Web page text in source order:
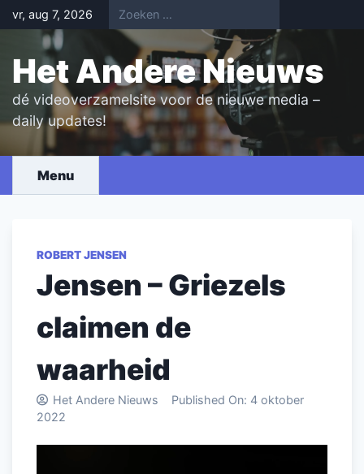
Skip
to
content
vr, aug 7, 2026
Het Andere Nieuws
dé videoverzamelsite voor de nieuwe media –
daily updates!
Menu
ROBERT JENSEN
Jensen – Griezels
claimen de
waarheid
Het Andere Nieuws Published On: 4 oktober
2022